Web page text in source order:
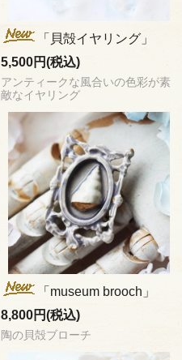
「貝殻イヤリング」
5,500円(税込)
アンティークな風合いの色彩が素
敵なイヤリング
「museum brooch」
8,800円(税込)
陶の貝殻ブローチ